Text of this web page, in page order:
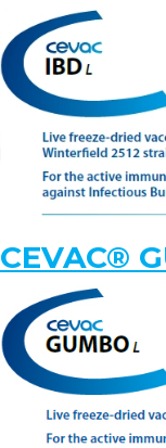
DISEASE
Ceva
CEVAC®